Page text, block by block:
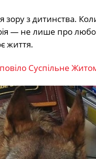
зору з дитинства.
— не лише про
життя.
Суспільне